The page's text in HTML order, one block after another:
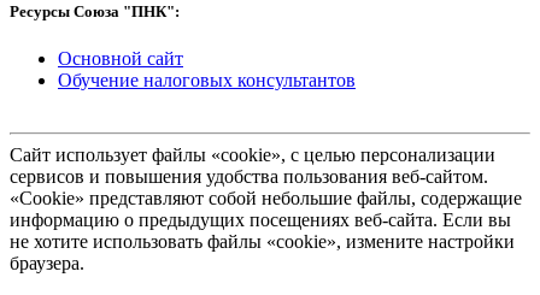
Ресурсы Союза "ПНК":
Основной сайт
Обучение налоговых консультантов
Сайт использует файлы «cookie», с целью персонализации
сервисов и повышения удобства пользования веб-сайтом.
«Cookie» представляют собой небольшие файлы, содержащие
информацию о предыдущих посещениях веб-сайта. Если вы
не хотите использовать файлы «cookie», измените настройки
браузера.